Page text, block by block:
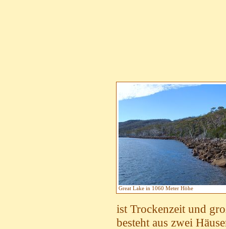
Great Lake in 1060 Meter Höhe
ist Trockenzeit und
besteht aus zwei